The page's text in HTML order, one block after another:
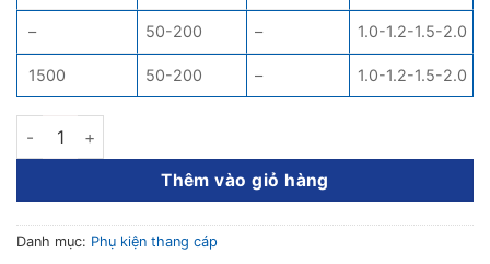
– 50-200 – 1.0-1.2-1.5-2.0
1500 50-200 – 1.0-1.2-1.5-2.0
Co lên thang cáp (90 độ) số lượng
Thêm vào giỏ hàng
Danh mục: Phụ kiện thang cáp